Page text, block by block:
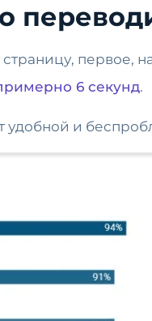
страницу,
6 секунд.
удобной и